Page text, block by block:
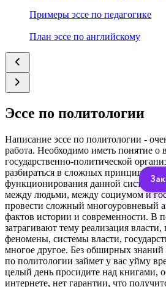
Примеры эссе по педагогике
План эссе по английскому
Эссе по политологии
Написание эссе по политологии -
работа. Необходимо иметь понятие о
государственно-политической
разбираться в сложных принципах и
функционирования данной системы,
между людьми, между социумом и
провести сложный многоуровневый
фактов истории и современности. В
затрагивают тему реализация
феномены, системы власти,
многое другое. Без обширных знаний
по политологии займет у вас уйму
целый день просидите над книгами,
интернете, нет гарантии, что